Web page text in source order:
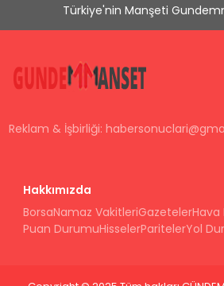
Türkiye'nin Manşeti
Reklam & İşbirliği:
Hakkımızda
BorsaNamaz VakitleriGazetelerHava
Puan DurumuHisselerParitelerYol